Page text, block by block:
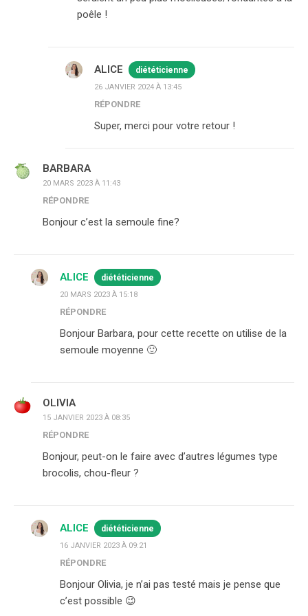
poêle !
ALICE diététicienne
26 JANVIER 2024 À 13:45
RÉPONDRE
Super, merci pour votre retour !
BARBARA
20 MARS 2023 À 11:43
RÉPONDRE
Bonjour c’est la semoule fine?
ALICE diététicienne
20 MARS 2023 À 15:18
RÉPONDRE
Bonjour Barbara, pour cette recette on utilise de la
semoule moyenne 🙂
OLIVIA
15 JANVIER 2023 À 08:35
RÉPONDRE
Bonjour, peut-on le faire avec d’autres légumes type
brocolis, chou-fleur ?
ALICE diététicienne
16 JANVIER 2023 À 09:21
RÉPONDRE
Bonjour Olivia, je n’ai pas testé mais je pense que
c’est possible 😉